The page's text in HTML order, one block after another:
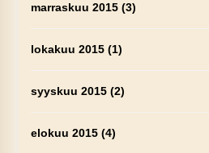
marraskuu 2015(3)
lokakuu 2015(1)
syyskuu 2015(2)
elokuu 2015(4)